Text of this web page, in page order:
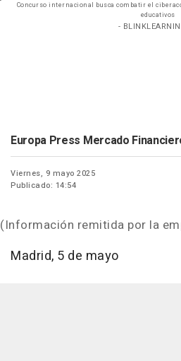
Concurso internacional busca combatir el
educativos
-
Europa Press Mercado
Viernes, 9 mayo 2025
Publicado: 14:54
(Información remitida por la
Madrid, 5 de mayo